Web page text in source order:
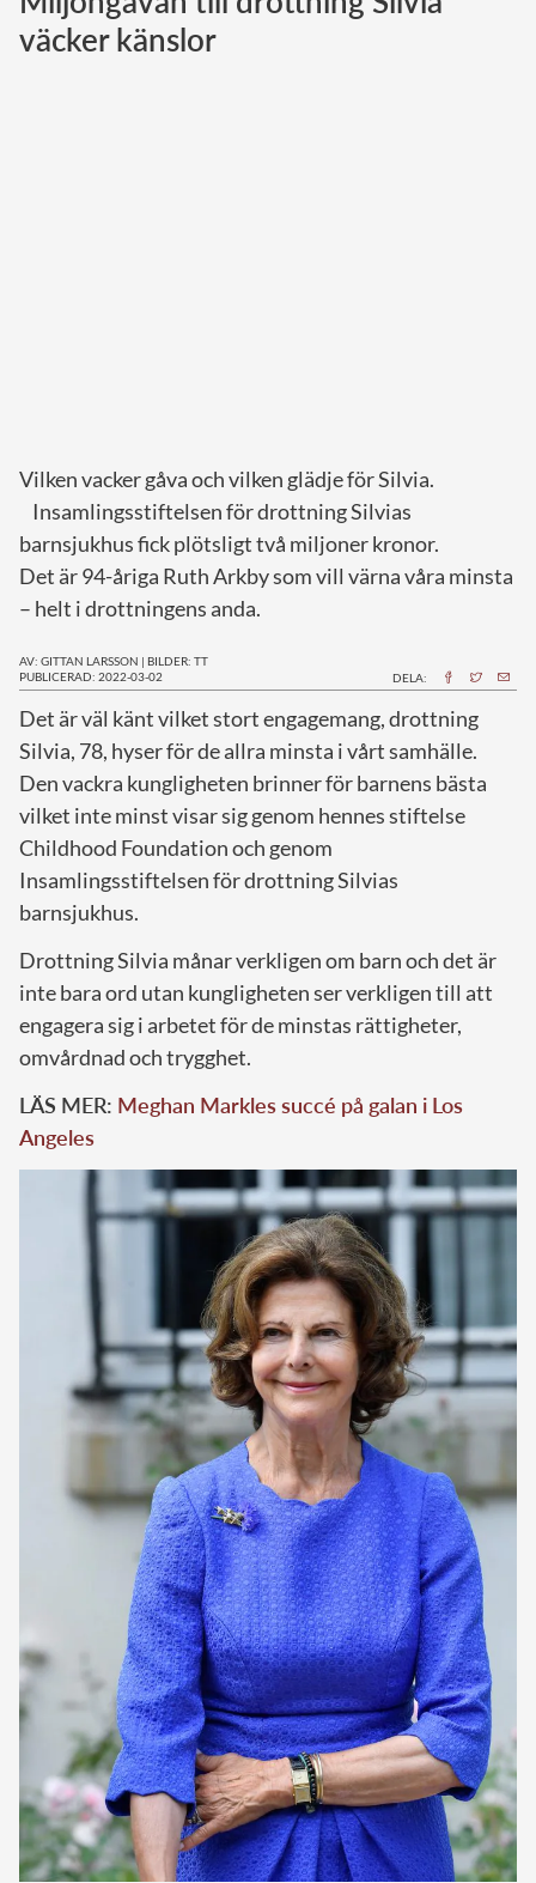
Norska kungahuset
väcker känslor
Vilken vacker gåva och vilken glädje för Silvia.
Insamlingsstiftelsen för drottning Silvias
barnsjukhus fick plötsligt två miljoner kronor.
Det är 94-åriga Ruth Arkby som vill värna våra minsta
– helt i drottningens anda.
AV: GITTAN LARSSON | BILDER: TT
PUBLICERAD: 2022-03-02
DELA:
Det är väl känt vilket stort engagemang, drottning
Silvia, 78, hyser för de allra minsta i vårt samhälle.
Den vackra kungligheten brinner för barnens bästa
vilket inte minst visar sig genom hennes stiftelse
Childhood Foundation och genom
Insamlingsstiftelsen för drottning Silvias
barnsjukhus.
Drottning Silvia månar verkligen om barn och det är
inte bara ord utan kungligheten ser verkligen till att
engagera sig i arbetet för de minstas rättigheter,
omvårdnad och trygghet.
LÄS MER: Meghan Markles succé på galan i Los
Angeles